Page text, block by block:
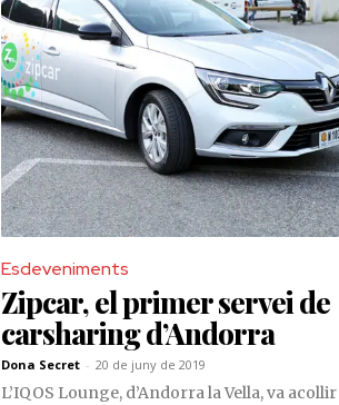
Esdeveniments
Zipcar, el primer servei de
carsharing d’Andorra
Dona Secret - 20 de juny de 2019
L’IQOS Lounge, d’Andorra la Vella, va acollir